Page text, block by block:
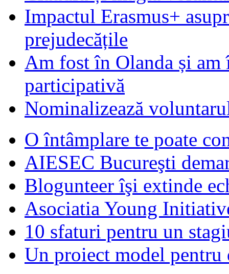
Impactul Erasmus+
prejudecățile
Am fost în Olanda și am
participativă
Nominalizează
O întâmplare te poate
AIESEC Bucureşti
Blogunteer îşi extinde
Asociatia Young
10 sfaturi pentru un
Un proiect model